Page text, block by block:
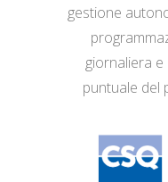
gestione
giornaliera e
puntuale del